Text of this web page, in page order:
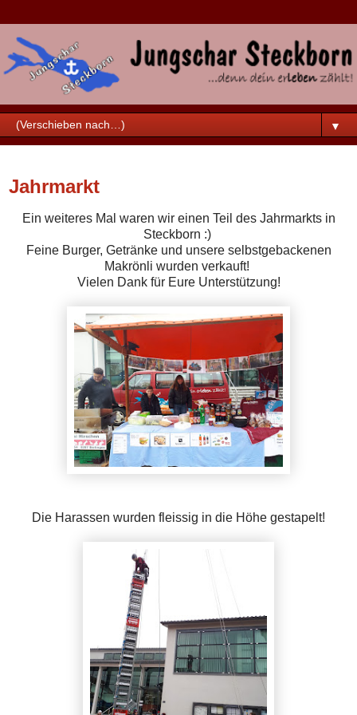
▼
Jahrmarkt
Ein weiteres Mal waren wir einen Teil des Jahrmarkts in
Steckborn :)
Feine Burger, Getränke und unsere selbstgebackenen
Makrönli wurden verkauft!
Vielen Dank für Eure Unterstützung!
Die Harassen wurden fleissig in die Höhe gestapelt!